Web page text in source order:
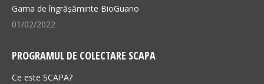
Gama de îngrășăminte BioGuano
01/02/2022
PROGRAMUL DE COLECTARE SCAPA
Ce este SCAPA?